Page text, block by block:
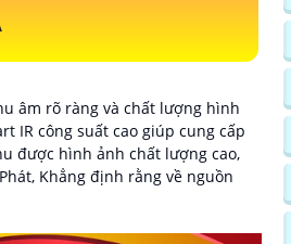
âm rõ ràng và chất lượng hình
IR công suất cao giúp cung cấp
được hình ảnh chất lượng cao,
Khẳng định rằng về nguồn